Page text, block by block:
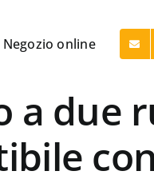
Negozio online
a due